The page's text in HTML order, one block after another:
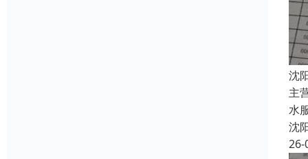
沈
主
水
沈
26-